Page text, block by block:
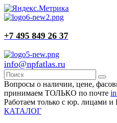
+7 495 849 26 37
info@npfatlas.ru
Вопросы о наличии, цене,
принимаем ТОЛЬКО по почте
Работаем только с юр. лицами
КАТАЛОГ